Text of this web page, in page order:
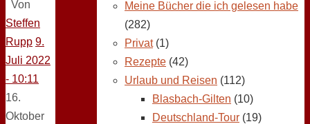
Von
Steffen
Rupp 9.
Juli 2022
- 10:11
16.
Oktober
Meine Bücher die ich gelesen habe
(282)
Privat(1)
Rezepte (42)
Urlaub und Reisen (112)
Blasbach-Gilten (10)
Deutschland-Tour (19)